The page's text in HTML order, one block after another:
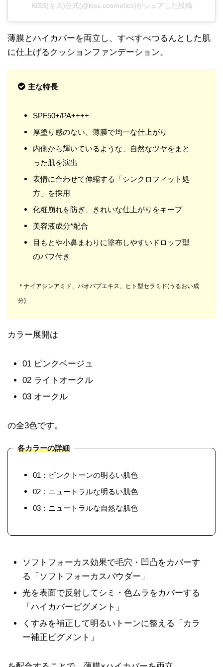
KiSS(キス)公式(@kiss.cosmetics)がシェアした投稿
薄膜とハイカバーを両立し、すべすべつるんとした肌
に仕上げるクッションファンデーション。
主な特長
SPF50+/PA++++
厚塗り感のない、薄膜で均一な仕上がり
内側から輝いているような、自然なツヤをまと
った肌を演出
表情に合わせて伸縮する「シンクロフィット処
方」を採用
化粧崩れを防ぎ、きれいな仕上がりをキープ
美容液成分*配合
目もとや小鼻まわりに塗布しやすいドロップ型
のパフ付き
＊ナイアシンアミド、バオバブエキス、ヒト型セラミド(うるおい成
分)
カラー展開は
01 ピンクベージュ
02 ライトオークル
03 オークル
の全3色です。
各カラーの詳細
01：ピンクトーンの明るい肌色
02：ニュートラルな明るい肌色
03：ニュートラルな自然な肌色
ソフトフォーカス効果で毛穴・凹凸をカバーす
る「ソフトフォーカスパウダー」
光を表面で反射してシミ・色ムラをカバーする
「ハイカバーピグメント」
くすみを補正して明るいトーンに整える「カラ
ー補正ピグメント」